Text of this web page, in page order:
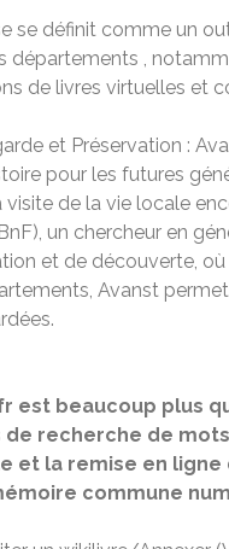
se définit comme un
départements ,
de livres virtuelles et
et Préservation :
pour les futures
visite de la vie locale
un chercheur en
et de découverte, où
Avanst
est beaucoup plus
de recherche de
et la remise en
commune